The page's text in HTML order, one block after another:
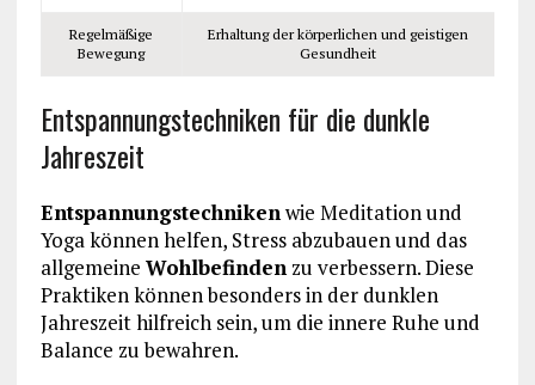
Regelmäßige
Bewegung
Erhaltung der körperlichen und geistigen
Gesundheit
Entspannungstechniken für die dunkle
Jahreszeit
Entspannungstechnikenwie Meditation und
Yoga können helfen, Stress abzubauen und das
allgemeine Wohlbefindenzu verbessern. Diese
Praktiken können besonders in der dunklen
Jahreszeit hilfreich sein, um die innere Ruhe und
Balance zu bewahren.